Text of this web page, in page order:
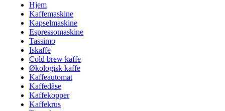
Hjem
Kaffemaskine
Kapselmaskine
Espressomaskine
Tassimo
Iskaffe
Cold brew kaffe
Økologisk kaffe
Kaffeautomat
Kaffedåse
Kaffekopper
Kaffekrus